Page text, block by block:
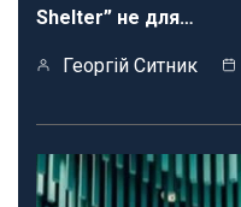
Shelter” не для…
Георгій Ситник